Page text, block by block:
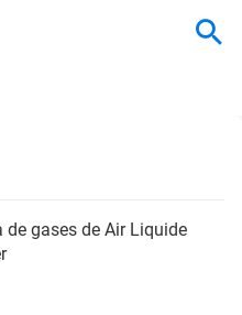
gases de Air Liquide